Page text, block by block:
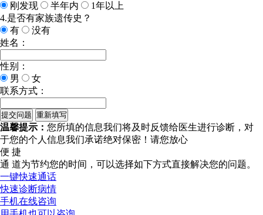
刚发现
半年内
1年以上
4.是否有家族遗传史？
有
没有
姓名：
性别：
男
女
联系方式：
温馨提示： 您所填的信息我们将及时反馈给医生进行诊断，对
于您的个人信息我们承诺绝对保密！请您放心
便 捷
通 道为节约您的时间，可以选择如下方式直接解决您的问题。
一键快速通话
快速诊断病情
手机在线咨询